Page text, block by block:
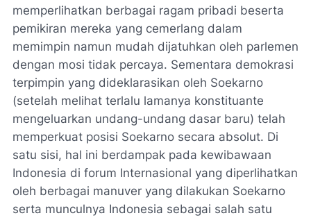
memperlihatkan berbagai ragam pribadi beserta
pemikiran mereka yang cemerlang dalam
memimpin namun mudah dijatuhkan oleh parlemen
dengan mosi tidak percaya. Sementara demokrasi
terpimpin yang dideklarasikan oleh Soekarno
(setelah melihat terlalu lamanya konstituante
mengeluarkan undang-undang dasar baru) telah
memperkuat posisi Soekarno secara absolut. Di
satu sisi, hal ini berdampak pada kewibawaan
Indonesia di forum Internasional yang diperlihatkan
oleh berbagai manuver yang dilakukan Soekarno
serta munculnya Indonesia sebagai salah satu